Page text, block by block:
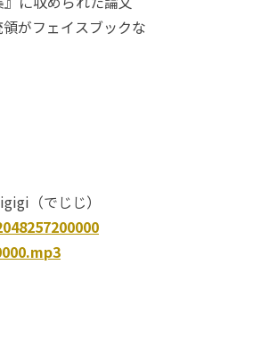
がフェイスブックな
（でじじ）